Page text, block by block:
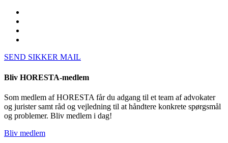
SEND SIKKER MAIL
Bliv HORESTA-medlem
Som medlem af HORESTA får du adgang til et team af advokater
og jurister samt råd og vejledning til at håndtere konkrete spørgsmål
og problemer. Bliv medlem i dag!
Bliv medlem